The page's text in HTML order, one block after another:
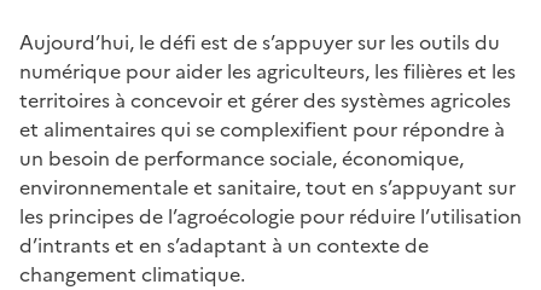
Aujourd’hui, le défi est de s’appuyer sur les outils du
numérique pour aider les agriculteurs, les filières et les
territoires à concevoir et gérer des systèmes agricoles
et alimentaires qui se complexifient pour répondre à
un besoin de performance sociale, économique,
environnementale et sanitaire, tout en s’appuyant sur
les principes de l’agroécologie pour réduire l’utilisation
d’intrants et en s’adaptant à un contexte de
changement climatique.